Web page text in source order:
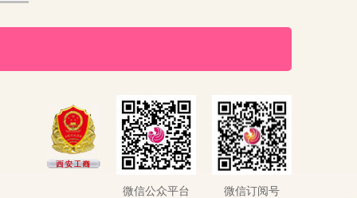
微信公众平台 微信订阅号